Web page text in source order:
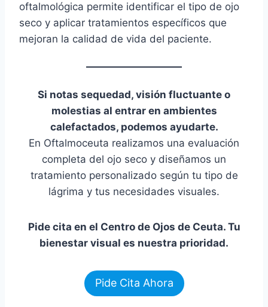
oftalmológica permite identificar el tipo de ojo
seco y aplicar tratamientos específicos que
mejoran la calidad de vida del paciente.
Si notas sequedad, visión fluctuante o
molestias al entrar en ambientes
calefactados, podemos ayudarte.
En Oftalmoceuta realizamos una evaluación
completa del ojo seco y diseñamos un
tratamiento personalizado según tu tipo de
lágrima y tus necesidades visuales.
Pide cita en el Centro de Ojos de Ceuta. Tu
bienestar visual es nuestra prioridad.
Pide Cita Ahora